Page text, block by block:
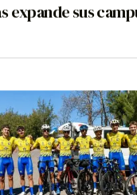
expande sus